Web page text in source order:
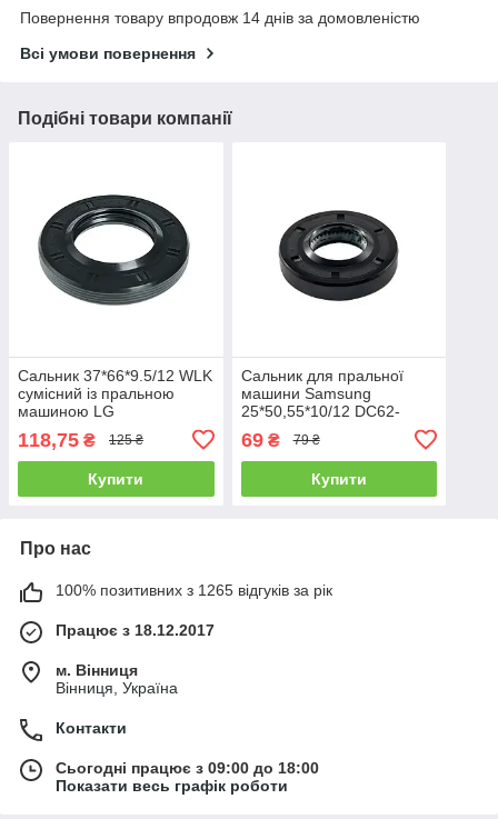
Повернення товару впродовж 14 днів за домовленістю
Всі умови повернення
Подібні товари компанії
Сальник 37*66*9.5/12 WLK
сумісний із пральною
машиною LG
118,75 ₴ 125 ₴
Купити
Сальник для пральної
машини Samsung
25*50,55*10/12 DC62-
69₴ 79 ₴
Купити
Про нас
100% позитивних з 1265 відгуків за рік
Працює з 18.12.2017
м. Вінниця
Вінниця, Україна
Контакти
Сьогодні працює з 09:00 до 18:00
Показати весь графік роботи